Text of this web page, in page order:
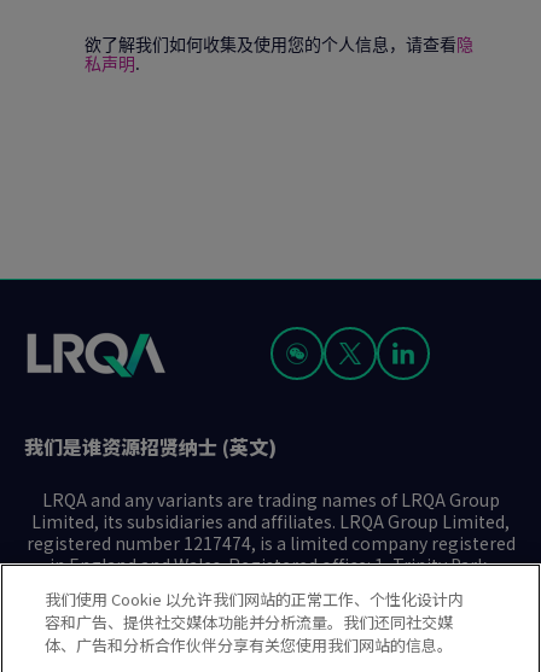
欲了解我们如何收集及使用您的个人信息，请查看隐
私声明.
我们是谁资源招贤纳士 (英文)
LRQA and any variants are trading names of LRQA Group
Limited, its subsidiaries and affiliates. LRQA Group Limited,
registered number 1217474, is a limited company registered
in England and Wales. Registered office: 1, Trinity Park,
Bickenhill Lane, Birmingham B37 7ES. © 2025 LRQA Group
Limited.
我们使用 Cookie 以允许我们网站的正常工作、个性化设计内
容和广告、提供社交媒体功能并分析流量。我们还同社交媒
体、广告和分析合作伙伴分享有关您使用我们网站的信息。